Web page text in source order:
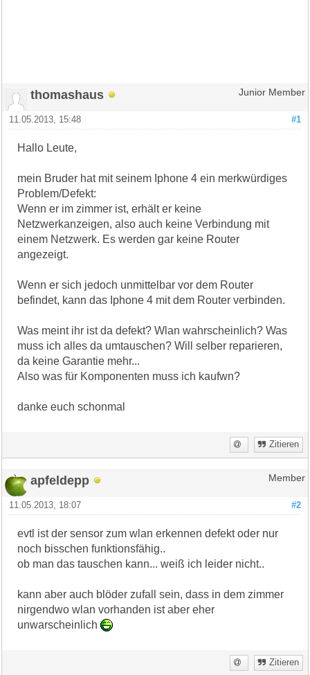
thomashaus Junior Member
#1
11.05.2013, 15:48
Hallo Leute,
mein Bruder hat mit seinem Iphone 4 ein merkwürdiges
Problem/Defekt:
Wenn er im zimmer ist, erhält er keine
Netzwerkanzeigen, also auch keine Verbindung mit
einem Netzwerk. Es werden gar keine Router
angezeigt.
Wenn er sich jedoch unmittelbar vor dem Router
befindet, kann das Iphone 4 mit dem Router verbinden.
Was meint ihr ist da defekt? Wlan wahrscheinlich? Was
muss ich alles da umtauschen? Will selber reparieren,
da keine Garantie mehr...
Also was für Komponenten muss ich kaufwn?
danke euch schonmal
Zitieren
apfeldepp Member
#2
11.05.2013, 18:07
evtl ist der sensor zum wlan erkennen defekt oder nur
noch bisschen funktionsfähig..
ob man das tauschen kann... weiß ich leider nicht..
kann aber auch blöder zufall sein, dass in dem zimmer
nirgendwo wlan vorhanden ist aber eher
unwarscheinlich
Zitieren